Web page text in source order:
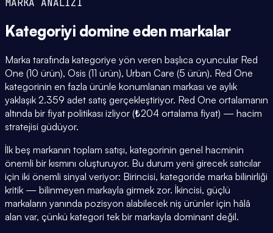
MARKA ANALİZİ
Kategoriyi domine eden markalar
Marka tarafında kategoriye yön veren başlıca oyuncular Red
One (10 ürün), Osis (11 ürün), Urban Care (5 ürün). Red One
kategorinin en fazla ürünle konumlanan markası ve aylık
yaklaşık 2.359 adet satış gerçekleştiriyor. Red One ortalamanın
altında bir fiyat politikası izliyor (₺204 ortalama fiyat) — hacim
stratejisi güdüyor.
İlk beş markanın toplam satışı, kategorinin genel hacminin
önemli bir kısmını oluşturuyor. Bu durum yeni girecek satıcılar
için iki önemli sinyal veriyor: Birincisi, kategoride marka bilinirliği
kritik — bilinmeyen markayla girmek zor. İkincisi, güçlü
markaların yanında pozisyon alabilecek niş ürünler için hâlâ
alan var, çünkü kategori tek bir markayla dominant değil.